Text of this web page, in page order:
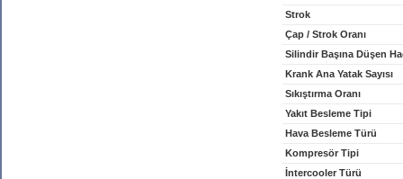
Strok
Çap / Strok Oranı
Silindir Başına Düşen
Krank Ana Yatak Sayısı
Sıkıştırma Oranı
Yakıt Besleme Tipi
Hava Besleme Türü
Kompresör Tipi
İntercooler Türü